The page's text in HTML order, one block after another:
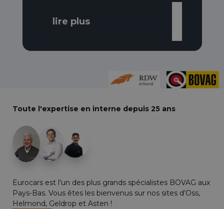
lire plus
Toute l'expertise en interne depuis 25 ans
Eurocars est l'un des plus grands spécialistes BOVAG aux
Pays-Bas. Vous êtes les bienvenus sur nos sites d’Oss,
Helmond, Geldrop et Asten !